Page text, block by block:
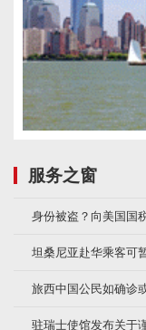
服务之窗
身份被盗？向美国国
坦桑尼亚赴华乘客可
旅西中国公民如确诊
驻瑞士使馆发布关于